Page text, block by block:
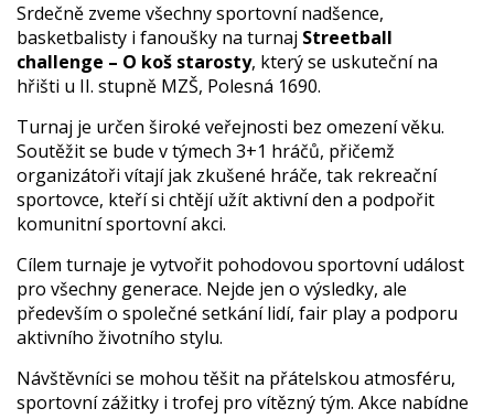
Srdečně zveme všechny sportovní nadšence,
basketbalisty i fanoušky na turnaj Streetball
challenge – O koš starosty, který se uskuteční na
hřišti u II. stupně MZŠ, Polesná 1690.
Turnaj je určen široké veřejnosti bez omezení věku.
Soutěžit se bude v týmech 3+1 hráčů, přičemž
organizátoři vítají jak zkušené hráče, tak rekreační
sportovce, kteří si chtějí užít aktivní den a podpořit
komunitní sportovní akci.
Cílem turnaje je vytvořit pohodovou sportovní událost
pro všechny generace. Nejde jen o výsledky, ale
především o společné setkání lidí, fair play a podporu
aktivního životního stylu.
Návštěvníci se mohou těšit na přátelskou atmosféru,
sportovní zážitky i trofej pro vítězný tým. Akce nabídne